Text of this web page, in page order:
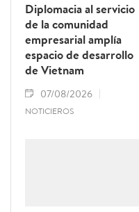
Diplomacia al servicio
de la comunidad
empresarial amplía
espacio de desarrollo
de Vietnam
07/08/2026
NOTICIEROS